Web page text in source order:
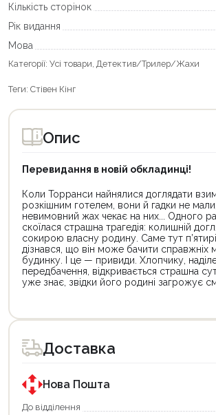
Кількість сторінок
Рік видання
Мова
Категорії: Усі товари Детектив/Трилер/Жахи
Теги: Стівен Кінг
Опис
Перевидання в новій обкладинці!
Коли Торранси найнялися доглядати
розкішним готелем, вони й гадки не
невимовний жах чекає на них... Одного
скоїлася страшна трагедія: колишній
сокирою власну родину. Саме тут
дізнався, що він може бачити справжніх
будинку. І це — привиди. Хлопчику,
передбачення, відкривається страшна
уже знає, звідки його родині загрожує
товар
для
покупки
державною
програмою
єКнига.
Використовуйте
товар
для
покупки
державною
програмою
«Національний
кешбек».
Доставка
Нова Пошта
До відділення